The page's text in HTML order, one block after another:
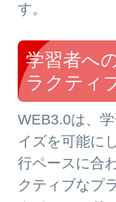
す。
学習者へ
ラクティ
WEB3.0は、
イズを可能に
行ペースに合
クティブなプ